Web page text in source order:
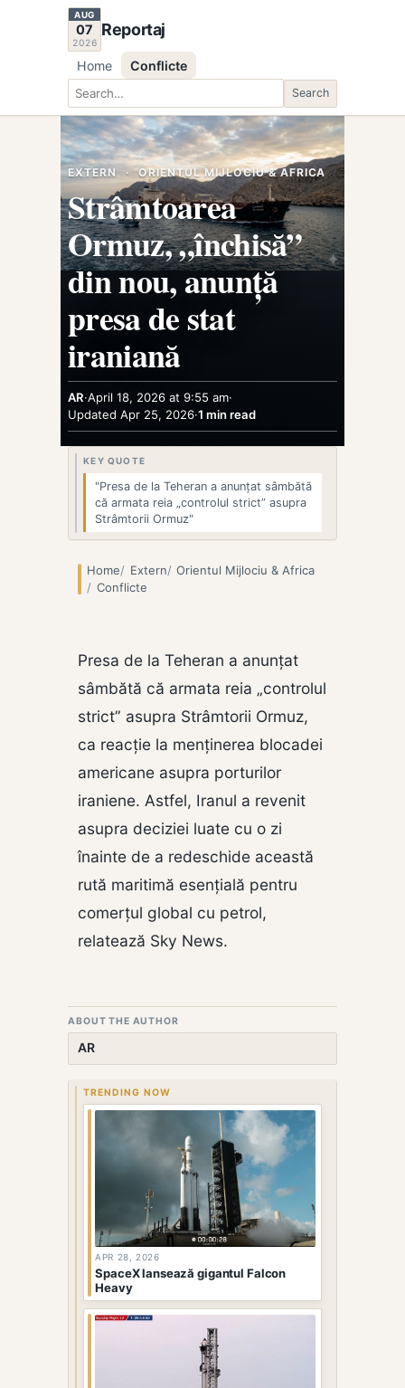
AUG
07
2026
Reportaj
Home Conflicte
Search
Search
EXTERN · ORIENTUL MIJLOCIU & AFRICA
Strâmtoarea
Ormuz, „închisă”
din nou, anunță
presa de stat
iraniană
AR·April 18, 2026 at 9:55 am·
Updated Apr 25, 2026·1 min read
KEY QUOTE
"Presa de la Teheran a anunțat sâmbătă
că armata reia „controlul strict” asupra
Strâmtorii Ormuz"
Home Extern
Orientul Mijlociu & Africa
Conflicte
Presa de la Teheran a anunțat
sâmbătă că armata reia „controlul
strict” asupra Strâmtorii Ormuz,
ca reacție la menținerea blocadei
americane asupra porturilor
iraniene. Astfel, Iranul a revenit
asupra deciziei luate cu o zi
înainte de a redeschide această
rută maritimă esențială pentru
comerțul global cu petrol,
relatează Sky News.
ABOUT THE AUTHOR
AR
TRENDING NOW
APR 28, 2026
SpaceX lansează gigantul Falcon
Heavy